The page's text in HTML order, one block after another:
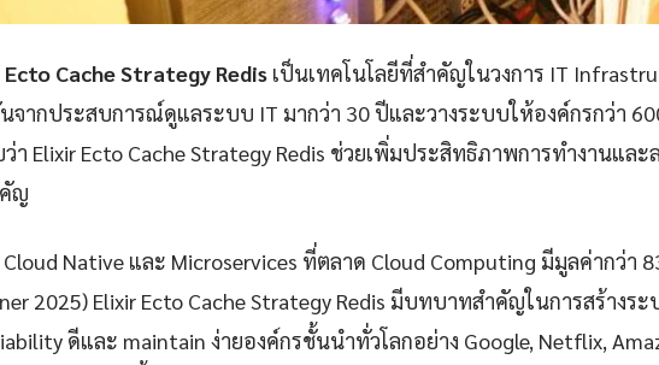
Cache Strategy Redis เป็นเทคโนโลยีที่สำคัญในวงการ IT
จากประสบการณ์ดูแลระบบ IT มากว่า 30 ปีและวางระบบให้องค์กรกว่า
า Elixir Ecto Cache Strategy Redis ช่วยเพิ่มประสิทธิภาพการทำงานแล
ญ
Native และ Microservices ที่ตลาด Cloud Computing มีมูลค่ากว่า
2025) Elixir Ecto Cache Strategy Redis มีบทบาทสำคัญในการสร้างร
ดีและ maintain ง่ายองค์กรชั้นนำทั่วโลกอย่าง Google, Netflix,